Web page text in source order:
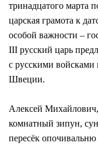
тринадцатого марта
царская грамота к
особой важности –
III русский царь
с русскими войсками
Швеции.
Алексей
комнатный зипун,
пересёк